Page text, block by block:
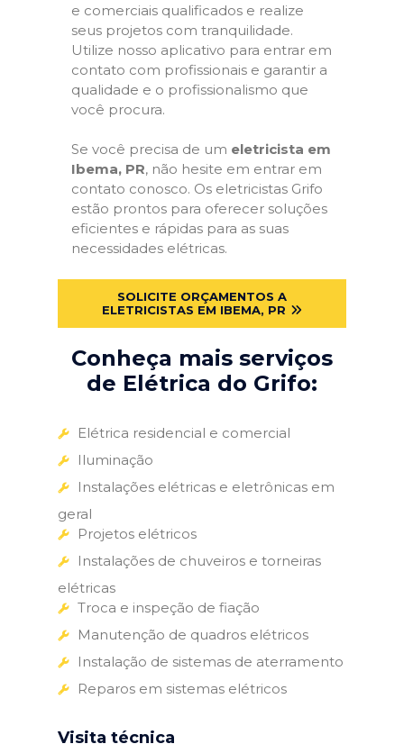
e comerciais qualificados e realize
seus projetos com tranquilidade.
Utilize nosso aplicativo para entrar em
contato com profissionais e garantir a
qualidade e o profissionalismo que
você procura.
Se você precisa de um eletricista em
Ibema, PR, não hesite em entrar em
contato conosco. Os eletricistas Grifo
estão prontos para oferecer soluções
eficientes e rápidas para as suas
necessidades elétricas.
SOLICITE ORÇAMENTOS A
ELETRICISTAS EM IBEMA, PR
Conheça mais serviços
de Elétrica do Grifo:
Elétrica residencial e comercial
Iluminação
Instalações elétricas e eletrônicas em
geral
Projetos elétricos
Instalações de chuveiros e torneiras
elétricas
Troca e inspeção de fiação
Manutenção de quadros elétricos
Instalação de sistemas de aterramento
Reparos em sistemas elétricos
Visita técnica